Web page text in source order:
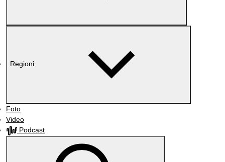
Regioni
Foto
Video
Podcast